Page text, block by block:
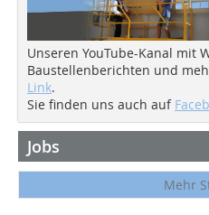
Unseren YouTube-Kanal mit
Baustellenberichten und
Link.
Sie finden uns auch auf
Jobs
Mehr